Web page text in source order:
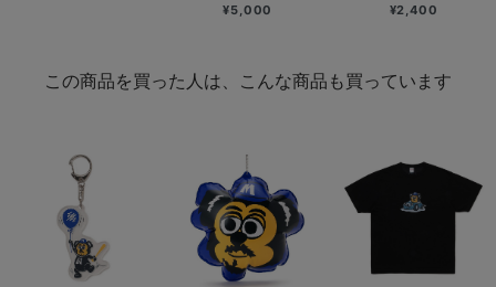
¥5,000 ¥2,400
この商品を買った人は、こんな商品も買っています